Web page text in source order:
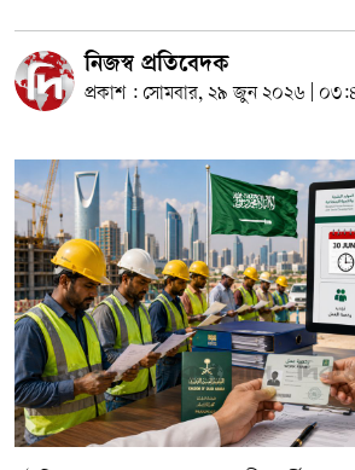
নিজস্ব প্রতিবেদক
প্রকাশ : সোমবার, ২৯ জুন ২০২৬ |